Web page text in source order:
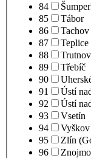
84
85
Tábor
86
Tachov
87
Teplice
88
Trutnov
89
Třebíč
90
91
Ústí
92
Ústí
93
Vsetín
94
Vyškov
95
Zlín
96
Znojmo